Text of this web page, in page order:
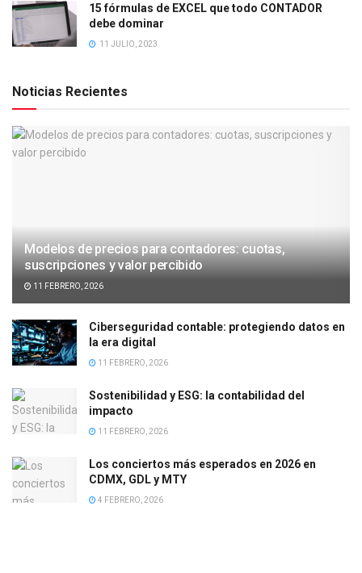
15 fórmulas de EXCEL que todo CONTADOR
debe dominar
11 JULIO, 2023
Noticias Recientes
Modelos de precios para contadores: cuotas,
suscripciones y valor percibido
11 FEBRERO, 2026
Ciberseguridad contable: protegiendo datos en
la era digital
11 FEBRERO, 2026
Sostenibilidad y ESG: la contabilidad del
impacto
11 FEBRERO, 2026
Los conciertos más esperados en 2026 en
CDMX, GDL y MTY
4 FEBRERO, 2026